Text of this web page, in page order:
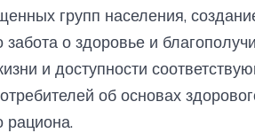
групп населения,
о здоровье и
и доступности
об основах
рациона.